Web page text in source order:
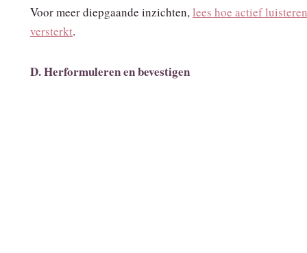
Voor meer diepgaande inzichten,lees hoe actief luisteren
versterkt.
D. Herformuleren en bevestigen